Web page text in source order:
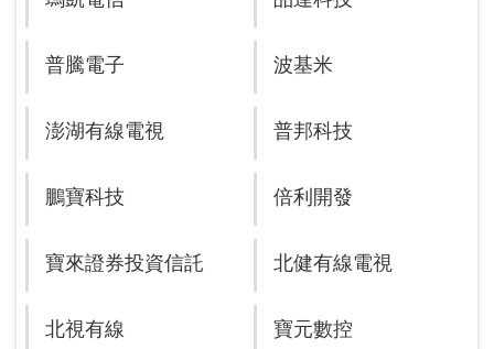
普騰電子 波基米
澎湖有線電視 普邦科技
鵬寶科技 倍利開發
寶來證券投資信託 北健有線電視
北視有線 寶元數控